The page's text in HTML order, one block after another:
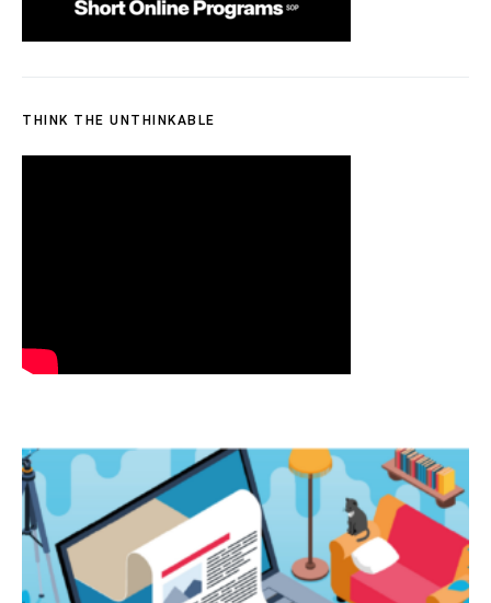
THINK THE UNTHINKABLE